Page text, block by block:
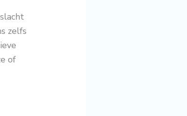
zelfs
of